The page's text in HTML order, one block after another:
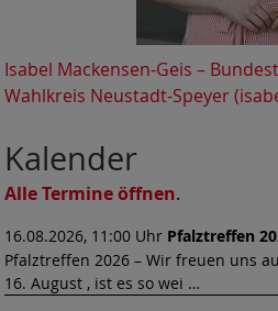
Isabel Mackensen-Geis –
Wahlkreis Neustadt-Speyer
Kalender
Alle Termine öffnen.
16.08.2026, 11:00 Uhr Pfalztreffen
Pfalztreffen 2026 – Wir freuen uns
16. August , ist es so wei …